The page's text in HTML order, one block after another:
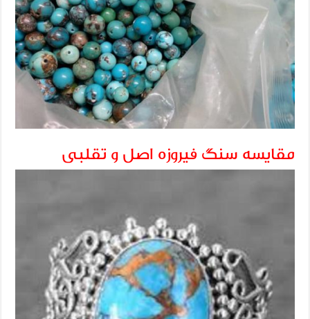
مقایسه سنگ فیروزه اصل و تقلبی